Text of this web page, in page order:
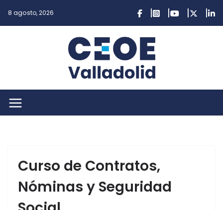
8 agosto, 2026
Curso de Contratos,
Nóminas y Seguridad